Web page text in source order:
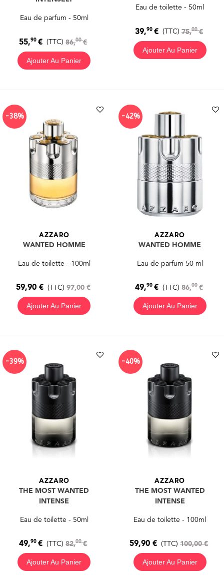
Eau de parfum - 50ml
55,90€ (TTC) 86,00€
Ajouter Au Panier
Eau de toilette - 50ml
39,90 € (TTC) 75,00€
Ajouter Au Panier
-38%
AZZARO
WANTED HOMME
Eau de toilette - 100ml
59,90 € (TTC) 97,00 €
Ajouter Au Panier
-42%
AZZARO
WANTED HOMME
Eau de parfum 50 ml
49,90 € (TTC) 86,00€
Ajouter Au Panier
-39%
AZZARO
THE MOST WANTED
INTENSE
Eau de toilette - 50ml
49,90€ (TTC) 82,00€
Ajouter Au Panier
-40%
AZZARO
THE MOST WANTED
INTENSE
Eau de toilette - 100ml
59,90 € (TTC) 100,00 €
Ajouter Au Panier